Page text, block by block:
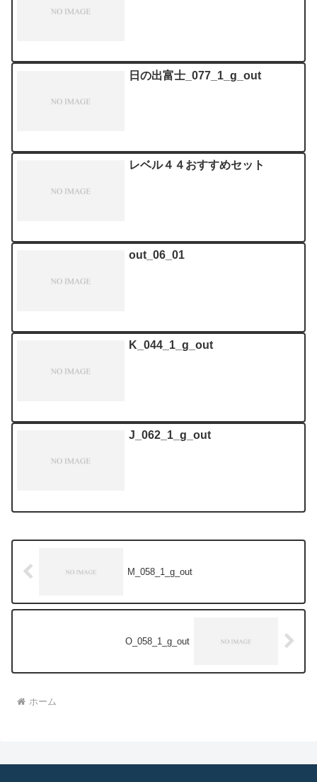
日の出富士_077_1_g_out
レベル４４おすすめセット
out_06_01
K_044_1_g_out
J_062_1_g_out
M_058_1_g_out
O_058_1_g_out
ホーム